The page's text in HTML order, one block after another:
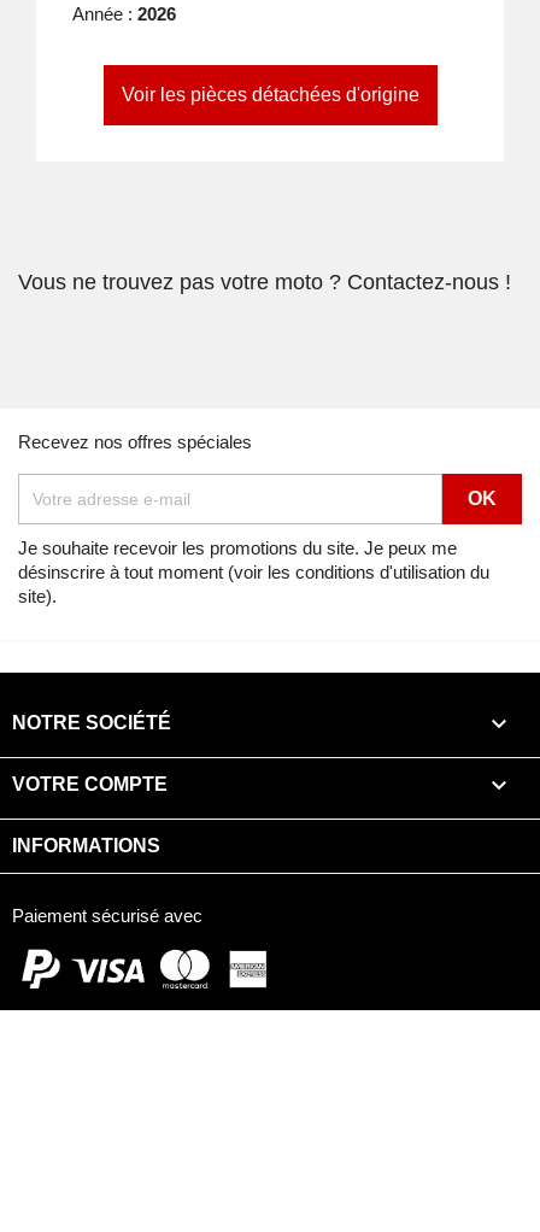
Année : 2026
Voir les pièces détachées d'origine
Vous ne trouvez pas votre moto ? Contactez-nous !
Recevez nos offres spéciales
Je souhaite recevoir les promotions du site. Je peux me
désinscrire à tout moment (voir les conditions d'utilisation du
site).
NOTRE SOCIÉTÉ 
VOTRE COMPTE 
INFORMATIONS
Paiement sécurisé avec